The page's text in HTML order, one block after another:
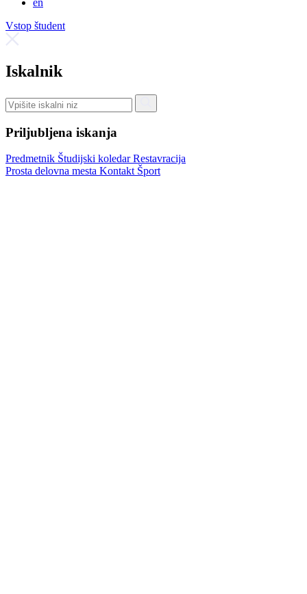
en
Vstop študent
Iskalnik
Priljubljena iskanja
Predmetnik Študijski koledarRestavracija
Prosta delovna mesta Kontakt Šport